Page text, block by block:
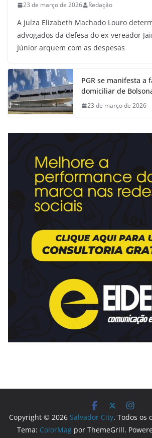
23 de março de 2026 Redação
A juíza Elizabeth Machado Louro
advogados da defesa do ex-vereador
Júnior arquem com as despesas
PGR se manifesta a
domiciliar de
23 de março de 2026
Copyright © 2026 Salvador City. Todos os
Tema: ColorMag por ThemeGrill.